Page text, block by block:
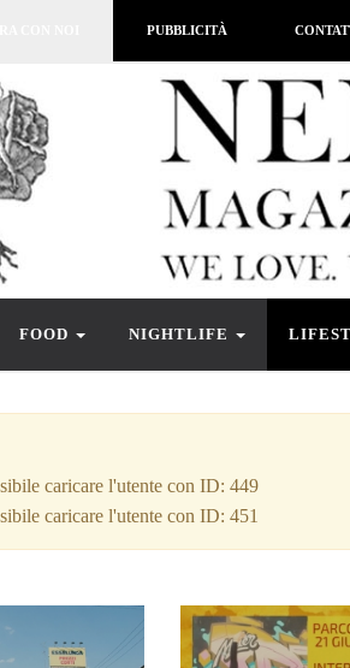
PUBBLICITÀ
FOOD NIGHTLIFE
caricare l'utente con ID: 449
caricare l'utente con ID: 451